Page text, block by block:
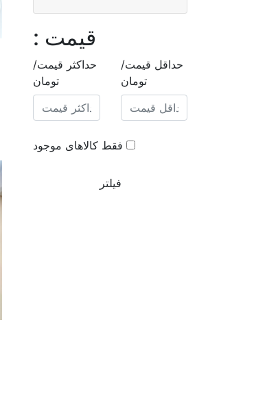
قیمت :
حداقل قیمت/
تومان
حداکثر قیمت/
تومان
فقط کالاهای موجود
فیلتر